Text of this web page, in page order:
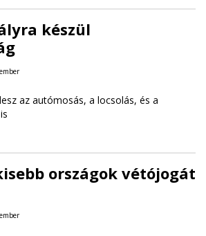
készül
az autómosás, a locsolás, és a
országok vétójogát